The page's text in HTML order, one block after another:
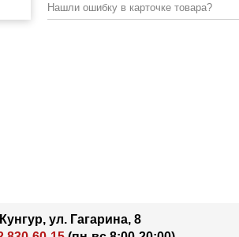
Нашли ошибку в карточке товара?
Кунгур, ул. Гагарина, 8